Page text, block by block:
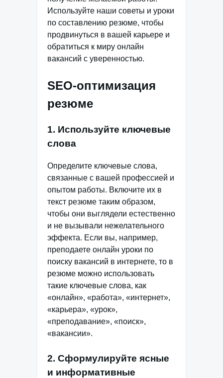
Используйте наши советы и уроки
по составлению резюме, чтобы
продвинуться в вашей карьере и
обратиться к миру онлайн
вакансий с уверенностью.
SEO-оптимизация
резюме
1. Используйте ключевые
слова
Определите ключевые слова,
связанные с вашей профессией и
опытом работы. Включите их в
текст резюме таким образом,
чтобы они выглядели естественно
и не вызывали нежелательного
эффекта. Если вы, например,
преподаете онлайн уроки по
поиску вакансий в интернете, то в
резюме можно использовать
такие ключевые слова, как
«онлайн», «работа», «интернет»,
«карьера», «урок»,
«преподавание», «поиск»,
«вакансии».
2. Сформулируйте ясные
и информативные